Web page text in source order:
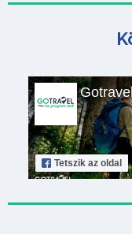
Tetszik az oldal